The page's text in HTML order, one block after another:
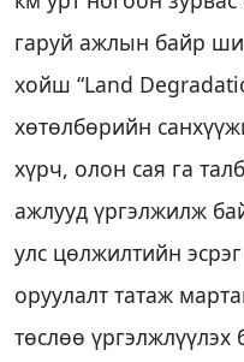
гаруй ажлын байр
хойш “Land
хөтөлбөрийн
хүрч, олон сая га
ажлууд үргэлжилж
улс цөлжилтийн
оруулалт татаж
төслөө